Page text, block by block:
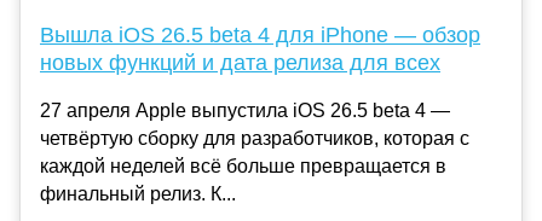
Вышла iOS 26.5 beta 4 для iPhone — обзор
новых функций и дата релиза для всех
27 апреля Apple выпустила iOS 26.5 beta 4 —
четвёртую сборку для разработчиков, которая с
каждой неделей всё больше превращается в
финальный релиз. К...